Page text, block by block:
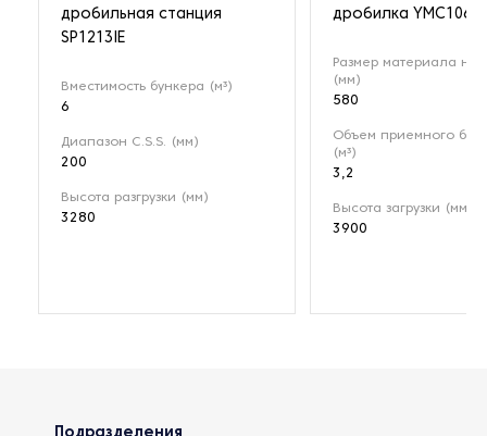
дробильная станция
SP1213IE
Вместимость бункера (м³)
6
Диапазон C.S.S. (мм)
200
Высота разгрузки (мм)
3280
дробилка YMC106
Размер материала на
(мм)
580
Объем приемного
(м³)
3,2
Высота загрузки (мм)
3900
Подразделения